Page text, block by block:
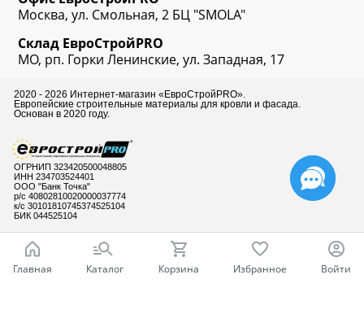
Москва, ул. Смольная, 2 БЦ "SMOLA"
Склад ЕвроСтройPRO
МО, рп. Горки Ленинские, ул. Западная, 17
2020 - 2026 Интернет-магазин «ЕвроСтройPRO».
Европейские строительные материалы для кровли и фасада.
Основан в 2020 году.
ОГРНИП 323420500048805
ИНН 234703524401
ООО "Банк Точка"
р/с 40802810020000037774
к/с 30101810745374525104
БИК 044525104
Главная Каталог Корзина Избранное Войти